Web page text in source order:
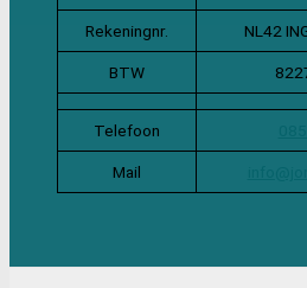
Rekeningnr. NL42
BTW
Telefoon
Mail